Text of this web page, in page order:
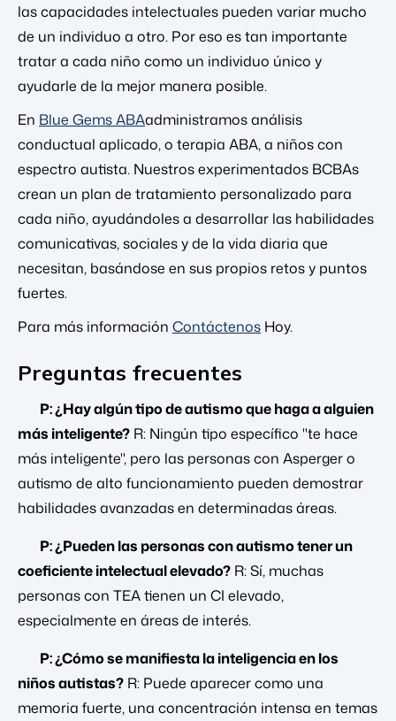
las capacidades intelectuales pueden variar mucho
de un individuo a otro. Por eso es tan importante
tratar a cada niño como un individuo único y
ayudarle de la mejor manera posible.
En Blue Gems ABAadministramos análisis
conductual aplicado, o terapia ABA, a niños con
espectro autista. Nuestros experimentados BCBAs
crean un plan de tratamiento personalizado para
cada niño, ayudándoles a desarrollar las habilidades
comunicativas, sociales y de la vida diaria que
necesitan, basándose en sus propios retos y puntos
fuertes.
Para más información Contáctenos Hoy.
Preguntas frecuentes
P: ¿Hay algún tipo de autismo que haga a alguien
más inteligente? R: Ningún tipo específico "te hace
más inteligente", pero las personas con Asperger o
autismo de alto funcionamiento pueden demostrar
habilidades avanzadas en determinadas áreas.
P: ¿Pueden las personas con autismo tener un
coeficiente intelectual elevado? R: Sí, muchas
personas con TEA tienen un CI elevado,
especialmente en áreas de interés.
P: ¿Cómo se manifiesta la inteligencia en los
niños autistas? R: Puede aparecer como una
memoria fuerte, una concentración intensa en temas